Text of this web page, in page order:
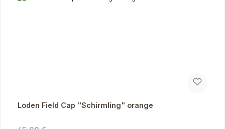
Loden Field Cap "Schirmling" orange